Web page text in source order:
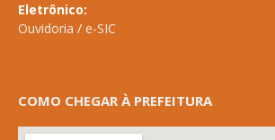
Eletrônico:
Ouvidoria / e-SIC
COMO CHEGAR À PREFEITURA